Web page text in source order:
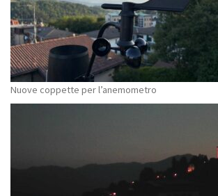
Nuove coppette per l’anemometro